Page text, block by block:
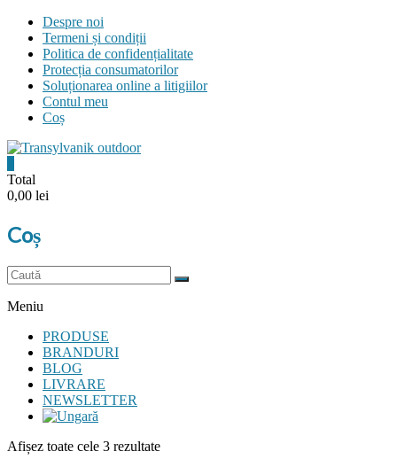
Skip
content
Despre noi
Termeni și condiții
Politica de confidențialitate
Protecția consumatorilor
Soluționarea online a litigiilor
Contul meu
Coș
Transylvanik
and
more
Total
0,00 lei
Coș
Meniu
PRODUSE
BRANDURI
BLOG
LIVRARE
NEWSLETTER
Afișez toate cele 3 rezultate